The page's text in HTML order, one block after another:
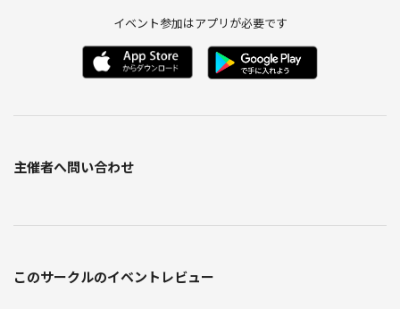
イベント参加はアプリが必要です
主催者へ問い合わせ
このサークルのイベントレビュー